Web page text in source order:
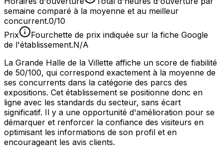
semaine comparé à la moyenne et au meilleur
concurrent.0/10
Prix
Fourchette de prix indiquée sur la fiche Google
de l'établissement.N/A
La Grande Halle de la Villette affiche un score de fiabilité
de 50/100, qui correspond exactement à la moyenne de
ses concurrents dans la catégorie des parcs des
expositions. Cet établissement se positionne donc en
ligne avec les standards du secteur, sans écart
significatif. Il y a une opportunité d'amélioration pour se
démarquer et renforcer la confiance des visiteurs en
optimisant les informations de son profil et en
encourageant les avis clients.